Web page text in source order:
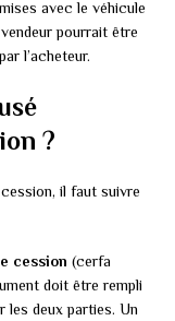
avec le véhicule
pourrait être
l’acheteur.
?
il faut suivre
cession (cerfa
doit être rempli
les deux parties. Un